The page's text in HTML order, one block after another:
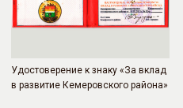
Удостоверение к знаку «За вклад
в развитие Кемеровского района»